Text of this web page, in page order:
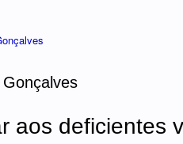
aos deficientes